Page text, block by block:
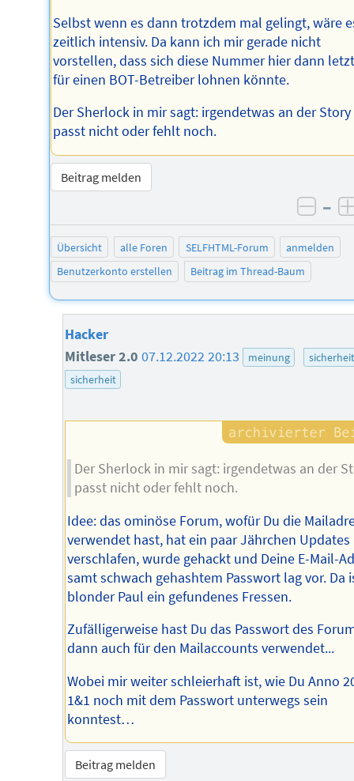
Selbst wenn es dann trotzdem mal gelingt, wäre
zeitlich intensiv. Da kann ich mir gerade nicht
vorstellen, dass sich diese Nummer hier dann
für einen BOT-Betreiber lohnen könnte.
Der Sherlock in mir sagt: irgendetwas an der Story
passt nicht oder fehlt noch.
Beitrag melden
–
Übersicht alle Foren SELFHTML-Forum
anmelden
Benutzerkonto erstellen
Beitrag im Thread-Baum
Hacker
Mitleser 2.0 07.12.2022 20:13 meinung
sicherheit
sicherheit
Der Sherlock in mir sagt: irgendetwas an der
passt nicht oder fehlt noch.
Idee: das ominöse Forum, wofür Du die
verwendet hast, hat ein paar Jährchen Updates
verschlafen, wurde gehackt und Deine E-Mail-
samt schwach gehashtem Passwort lag vor. Da
blonder Paul ein gefundenes Fressen.
Zufälligerweise hast Du das Passwort des
dann auch für den Mailaccounts verwendet...
Wobei mir weiter schleierhaft ist, wie Du Anno
1&1 noch mit dem Passwort unterwegs sein
konntest…
Beitrag melden